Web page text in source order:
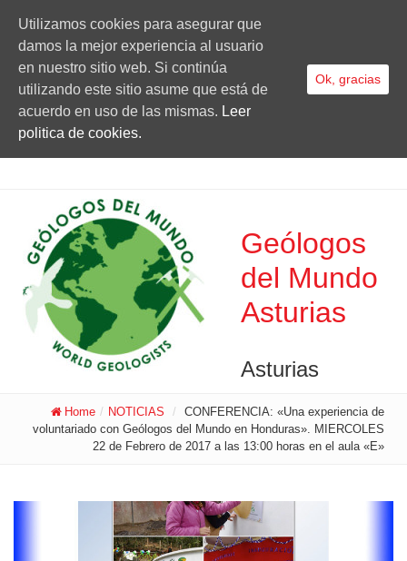
Geólogos
del Mundo
Asturias
Asturias
Home / NOTICIAS /
CONFERENCIA: «Una experiencia de
voluntariado con Geólogos del Mundo en Honduras». MIERCOLES
22 de Febrero de 2017 a las 13:00 horas en el aula «E»
Utilizamos cookies para asegurar que
damos la mejor experiencia al usuario
en nuestro sitio web. Si continúa
utilizando este sitio asume que está de
acuerdo en uso de las mismas. Leer
politica de cookies.
Ok, gracias